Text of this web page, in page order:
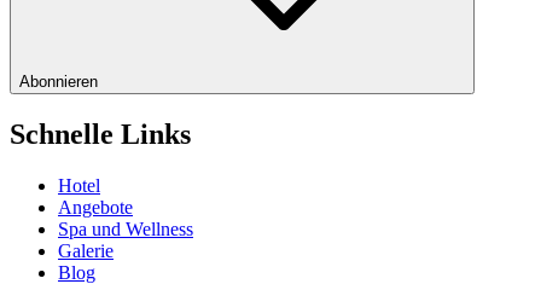
Abonnieren
Schnelle Links
Hotel
Angebote
Spa und Wellness
Galerie
Blog